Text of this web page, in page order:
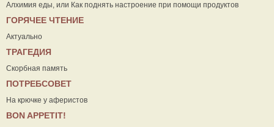
Алхимия еды, или Как поднять настроение при помощи продуктов
ГОРЯЧЕЕ ЧТЕНИЕ
Актуально
ТРАГЕДИЯ
Скорбная память
ПОТРЕБСОВЕТ
На крючке у аферистов
ВON APPETIT!